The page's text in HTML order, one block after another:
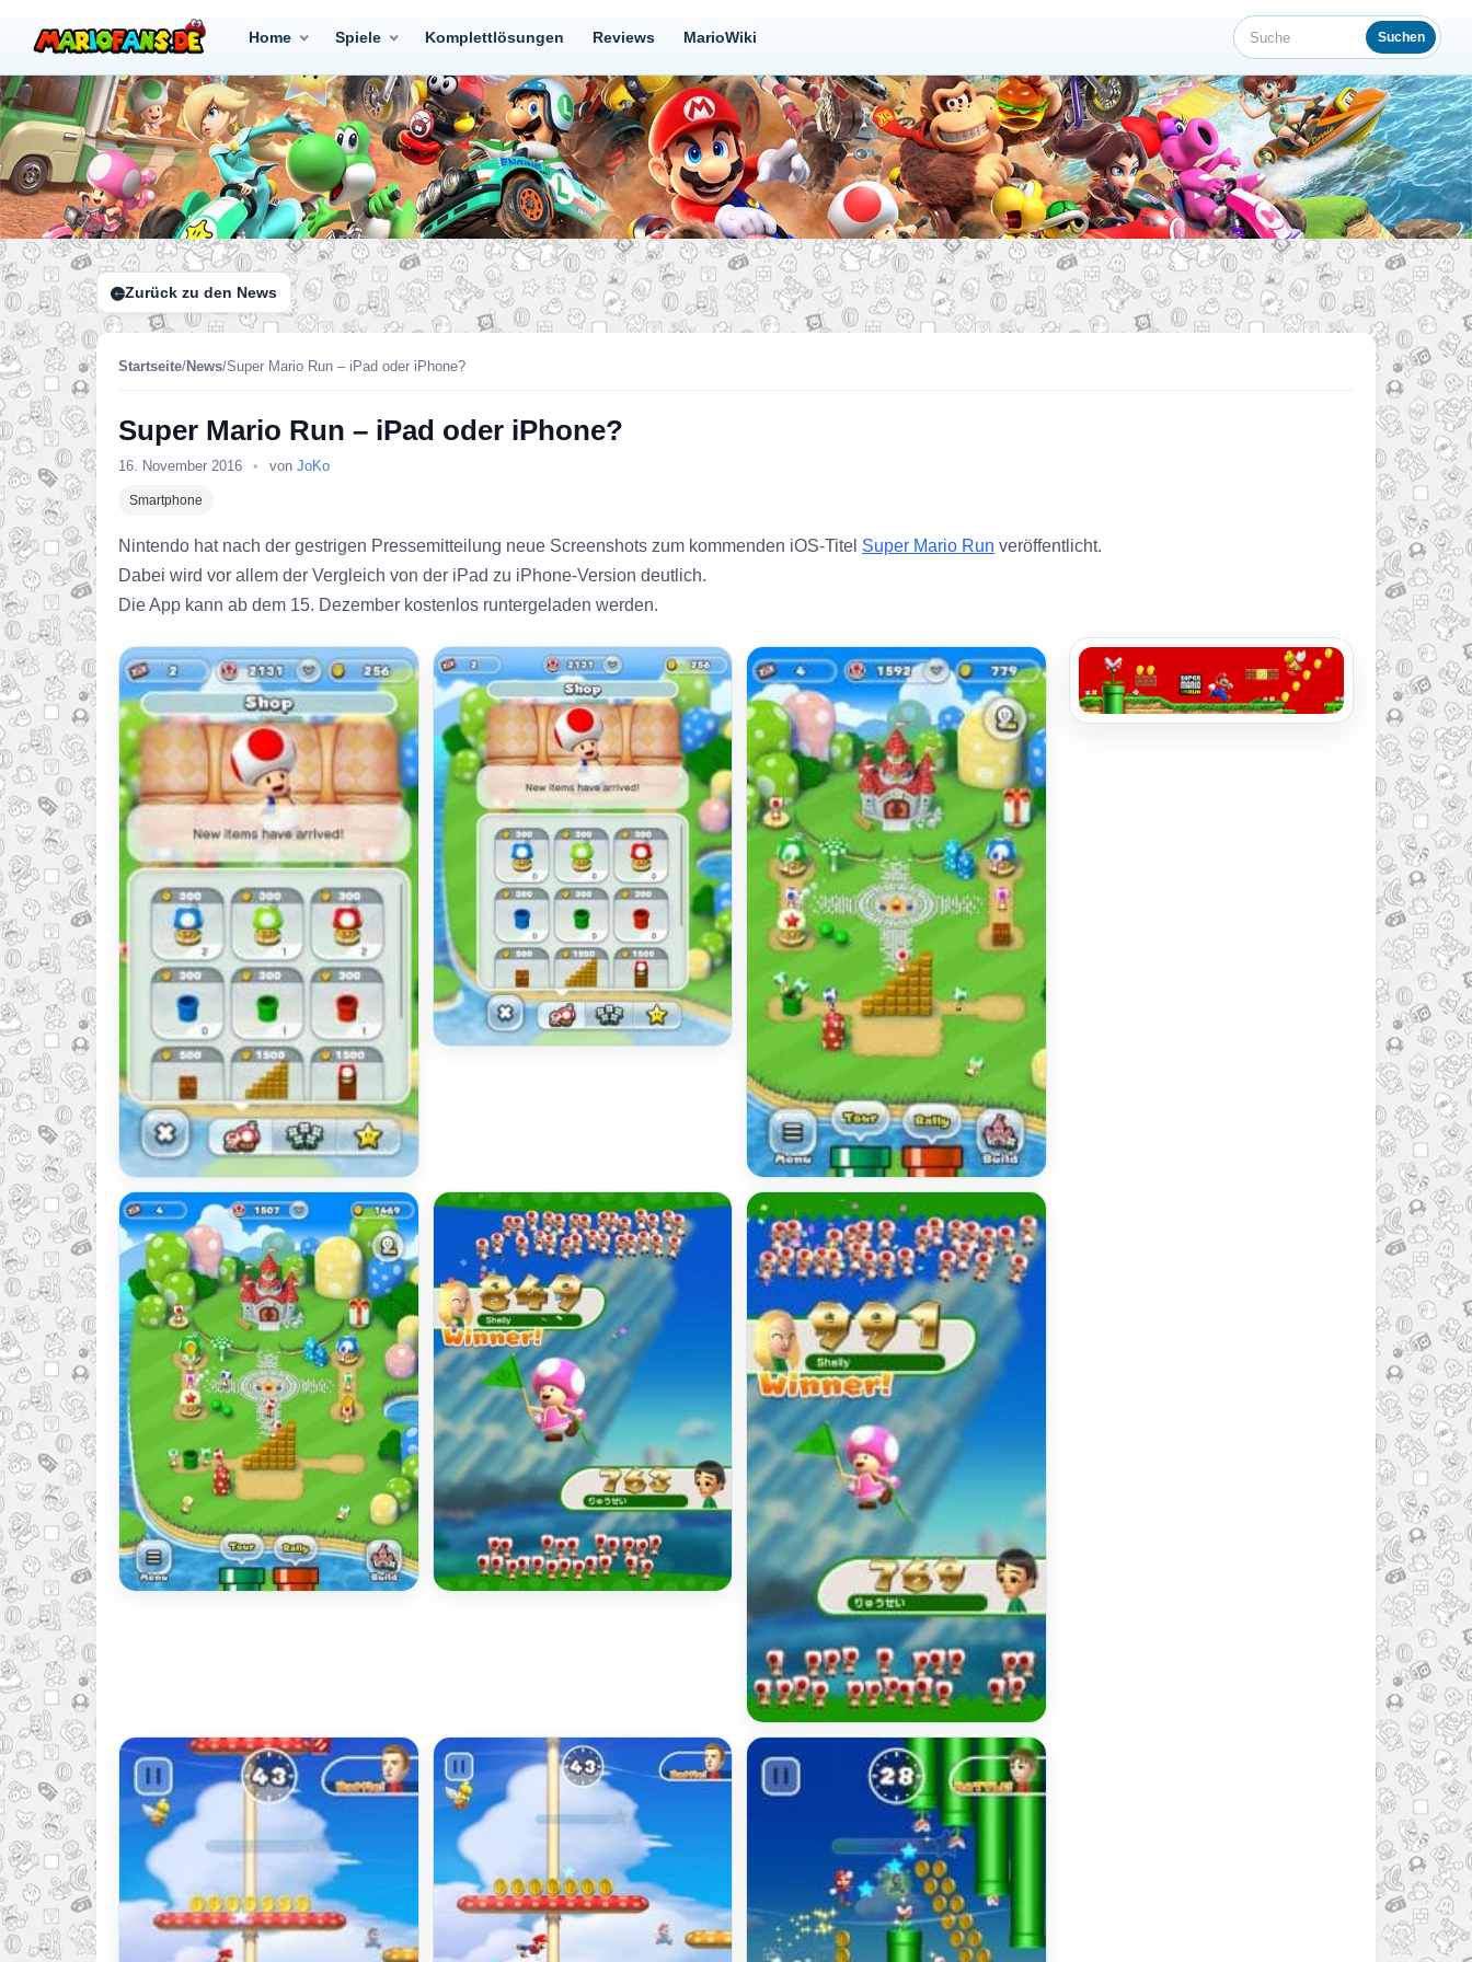
Home Spiele Komplettlösungen Reviews MarioWiki Suche Suchen
Zurück zu den News
Startseite/News/Super Mario Run – iPad oder iPhone?
Super Mario Run – iPad oder iPhone?
16. November 2016 • von JoKo
Smartphone
Nintendo hat nach der gestrigen Pressemitteilung neue Screenshots zum kommenden iOS-Titel Super Mario Run veröffentlicht.
Dabei wird vor allem der Vergleich von der iPad zu iPhone-Version deutlich.
Die App kann ab dem 15. Dezember kostenlos runtergeladen werden.